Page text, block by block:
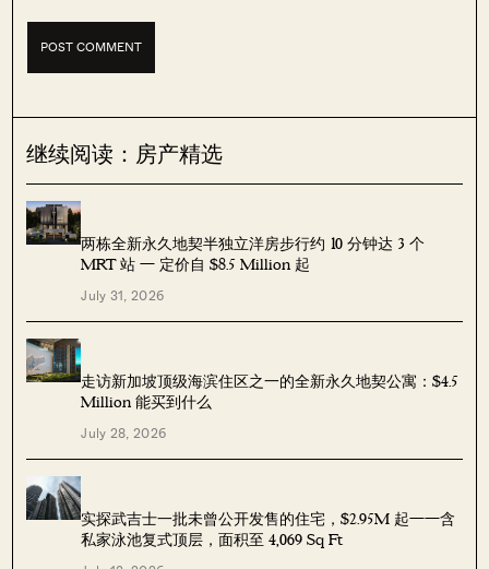
继续阅读：房产精选
两栋全新永久地契半独立洋房步行约 10 分钟达 3 个
MRT 站 — 定价自 $8.5 Million 起
July 31, 2026
走访新加坡顶级海滨住区之一的全新永久地契公寓：$4.5
Million 能买到什么
July 28, 2026
实探武吉士一批未曾公开发售的住宅，$2.95M 起——含
私家泳池复式顶层，面积至 4,069 Sq Ft